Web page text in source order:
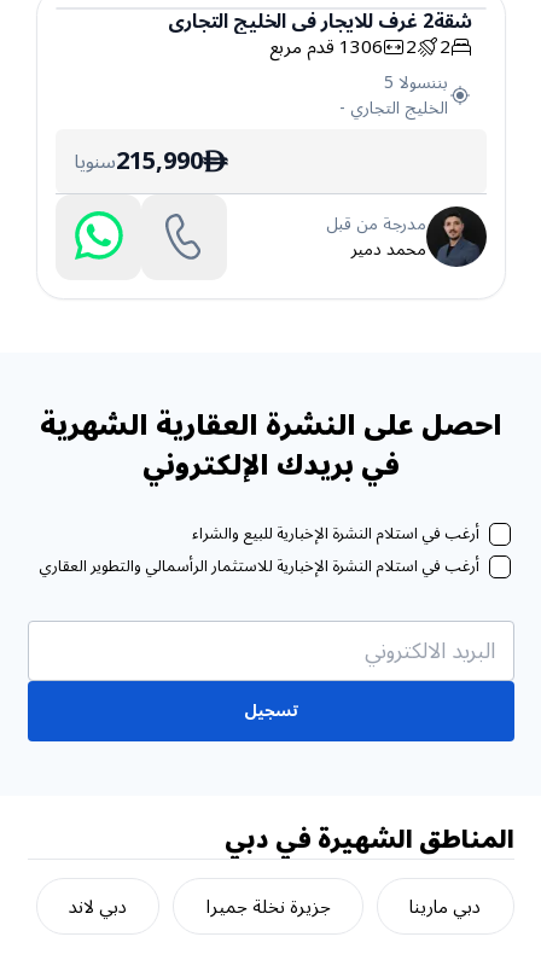
شقة
شقة2غرفللايجارفيالخليج التجاري
2
2
1306قدم مربع
بننسولا 5
الخليج التجاري -
ê
215,990سنويا
مدرجة من قبل
محمد دمير
احصل على النشرة العقارية الشهرية
في بريدك الإلكتروني
أرغب في استلام النشرة الإخبارية للبيع والشراء
أرغب في استلام النشرة الإخبارية للاستثمار الرأسمالي والتطوير العقاري
تسجيل
المناطق الشهيرة في دبي
دبي مارينا جزيرة نخلة جميرا دبي لاند